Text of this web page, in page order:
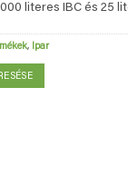
literes IBC és 25
, Ipar